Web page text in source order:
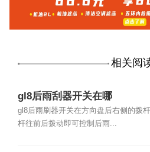
相关阅
gl8后雨刮器开关在哪
gl8后雨刷器开关在方向盘后右侧的拨
杆往前后拨动即可控制后雨...